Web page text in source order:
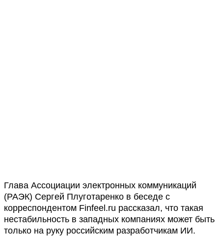
Глава Ассоциации электронных коммуникаций
(РАЭК) Сергей Плуготаренко в беседе с
корреспондентом Finfeel.ru рассказал, что такая
нестабильность в западных компаниях может быть
только на руку российским разработчикам ИИ.